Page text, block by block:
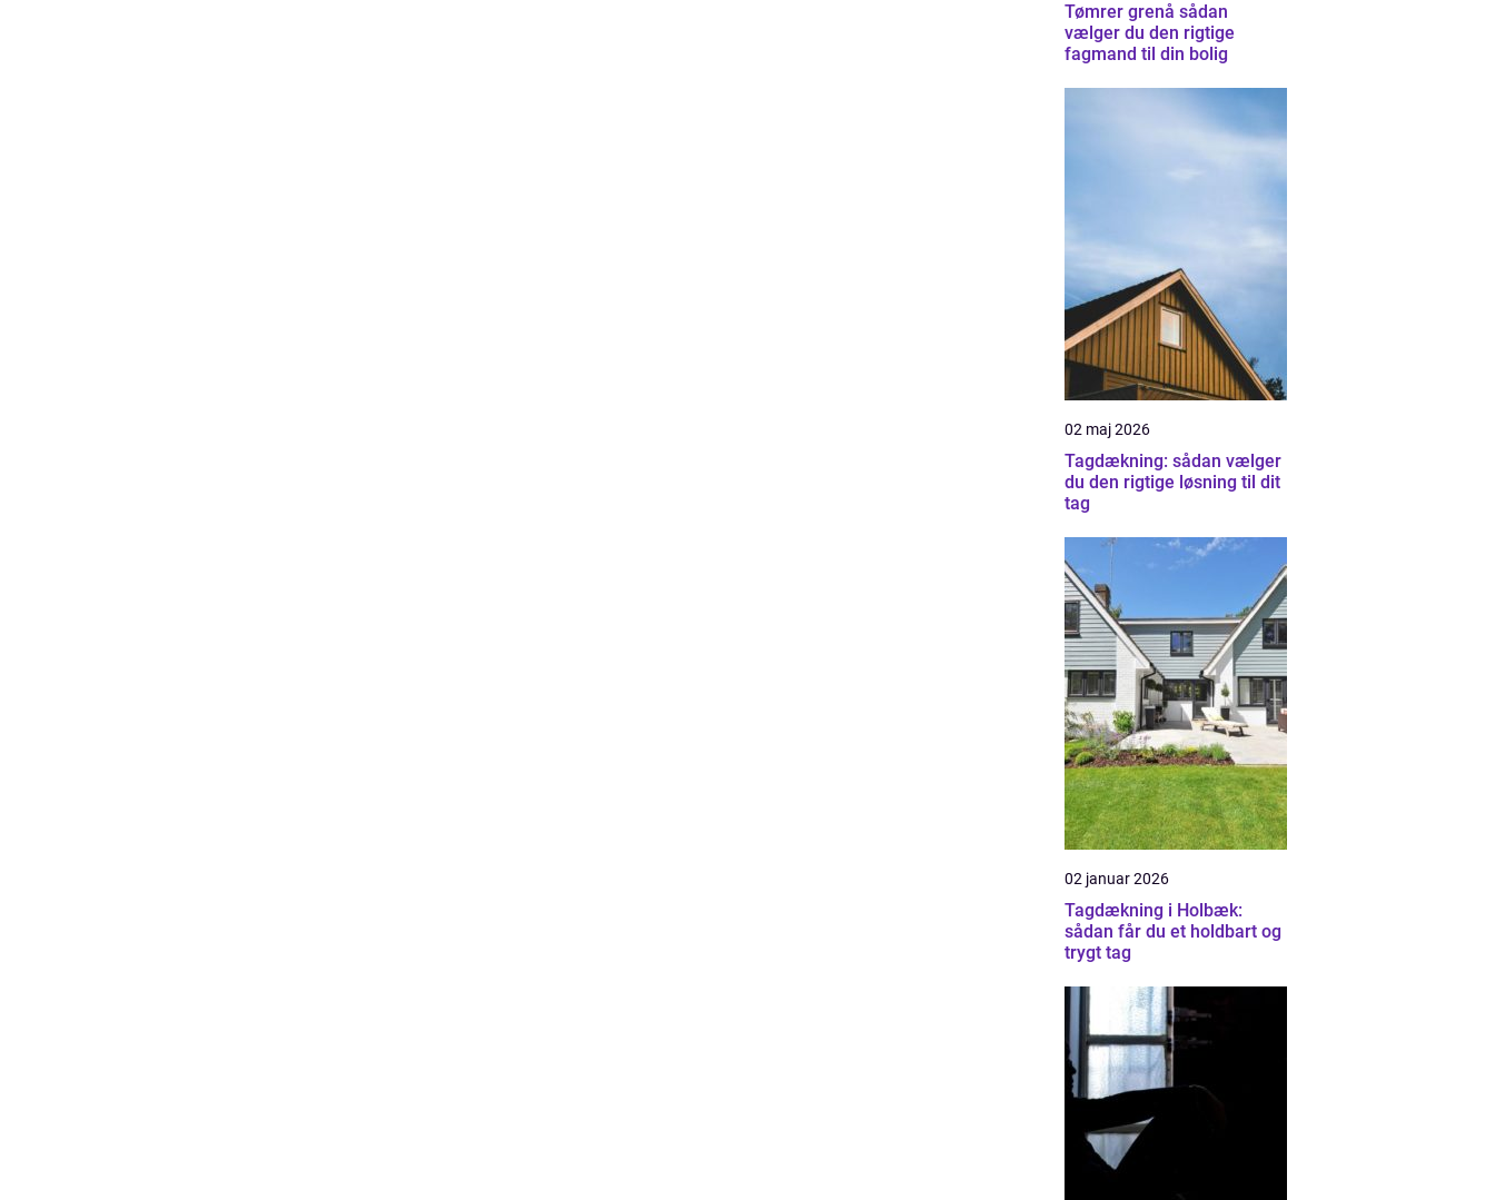
Tømrer grenå sådan
vælger du den rigtige
fagmand til din bolig
02 maj 2026
Tagdækning: sådan vælger
du den rigtige løsning til dit
tag
02 januar 2026
Tagdækning i Holbæk:
sådan får du et holdbart og
trygt tag